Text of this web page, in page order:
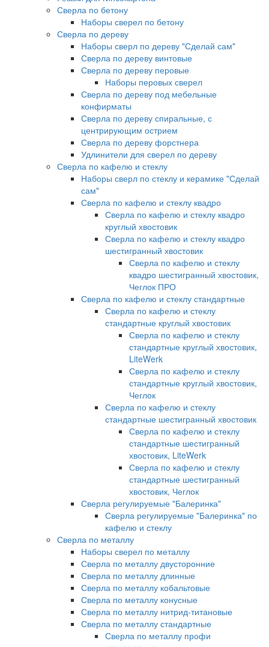
Сверла по бетону
Наборы сверел по бетону
Сверла по дереву
Наборы сверл по дереву "Сделай сам"
Сверла по дереву винтовые
Сверла по дереву перовые
Наборы перовых сверел
Сверла по дереву под мебельные
конфирматы
Сверла по дереву спиральные, с
центрирующим острием
Сверла по дереву форстнера
Удлинители для сверел по дереву
Сверла по кафелю и стеклу
Наборы сверл по стеклу и керамике "Сделай
сам"
Сверла по кафелю и стеклу квадро
Сверла по кафелю и стеклу квадро
круглый хвостовик
Сверла по кафелю и стеклу квадро
шестигранный хвостовик
Сверла по кафелю и стеклу
квадро шестигранный хвостовик,
Чеглок ПРО
Сверла по кафелю и стеклу стандартные
Сверла по кафелю и стеклу
стандартные круглый хвостовик
Сверла по кафелю и стеклу
стандартные круглый хвостовик,
LiteWerk
Сверла по кафелю и стеклу
стандартные круглый хвостовик,
Чеглок
Сверла по кафелю и стеклу
стандартные шестигранный хвостовик
Сверла по кафелю и стеклу
стандартные шестигранный
хвостовик, LiteWerk
Сверла по кафелю и стеклу
стандартные шестигранный
хвостовик, Чеглок
Сверла регулируемые "Балеринка"
Сверла регулируемые "Балеринка" по
кафелю и стеклу
Сверла по металлу
Наборы сверел по металлу
Сверла по металлу двусторонние
Сверла по металлу длинные
Сверла по металлу кобальтовые
Сверла по металлу конусные
Сверла по металлу нитрид-титановые
Сверла по металлу стандартные
Сверла по металлу профи